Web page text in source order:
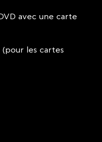
avec une carte
(pour les cartes